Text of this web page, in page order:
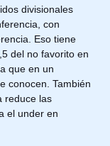
divisionales
con
Eso tiene
del no favorito en
que en un
conocen. También
reduce las
el under en